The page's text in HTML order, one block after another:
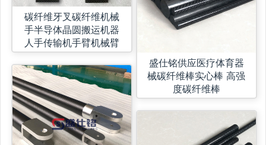
碳纤维牙叉碳纤维机械
手半导体晶圆搬运机器
人手传输机手臂机械臂
盛仕铭供应医疗体育器
械碳纤维棒实心棒 高强
度碳纤维棒